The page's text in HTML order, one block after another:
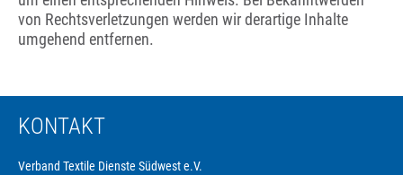
von Rechtsverletzungen werden wir derartige Inhalte
umgehend entfernen.
KONTAKT
Verband Textile Dienste Südwest e.V.